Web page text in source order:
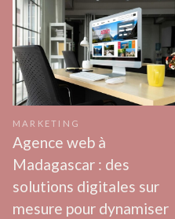
MARKETING
Agence web à
Madagascar : des
solutions digitales sur
mesure pour dynamiser